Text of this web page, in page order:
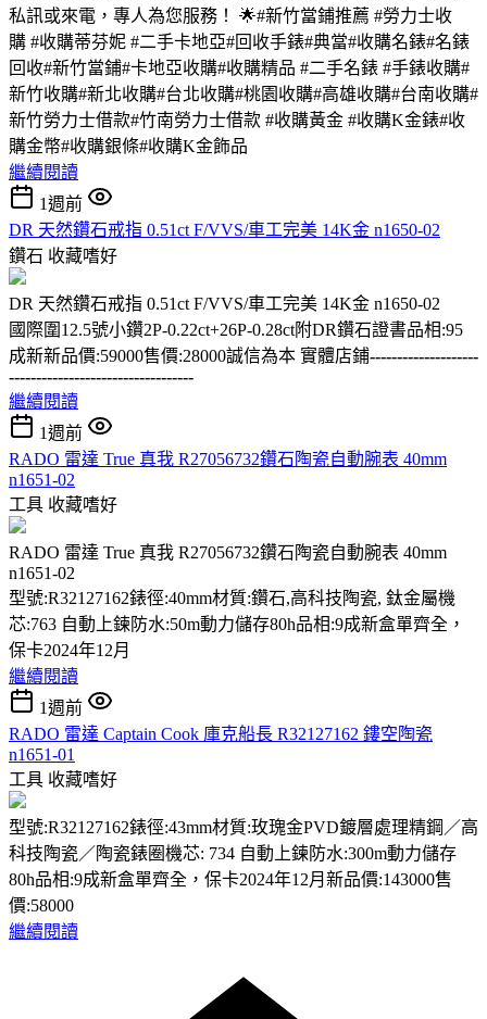
私訊或來電，專人為您服務！ 🌟#新竹當鋪推薦 #勞力士收
購 #收購蒂芬妮 #二手卡地亞#回收手錶#典當#收購名錶#名錶
回收#新竹當鋪#卡地亞收購#收購精品 #二手名錶 #手錶收購#
新竹收購#新北收購#台北收購#桃園收購#高雄收購#台南收購#
新竹勞力士借款#竹南勞力士借款 #收購黃金 #收購K金錶#收
購金幣#收購銀條#收購K金飾品
繼續閱讀
1週前
DR 天然鑽石戒指 0.51ct F/VVS/車工完美 14K金 n1650-02
鑽石 收藏嗜好
DR 天然鑽石戒指 0.51ct F/VVS/車工完美 14K金 n1650-02
國際圍12.5號小鑽2P-0.22ct+26P-0.28ct附DR鑽石證書品相:95
成新新品價:59000售價:28000誠信為本 實體店鋪--------------------
----------------------------------
繼續閱讀
1週前
RADO 雷達 True 真我 R27056732鑽石陶瓷自動腕表 40mm
n1651-02
工具 收藏嗜好
RADO 雷達 True 真我 R27056732鑽石陶瓷自動腕表 40mm
n1651-02
型號:R32127162錶徑:40mm材質:鑽石,高科技陶瓷, 鈦金屬機
芯:763 自動上鍊防水:50m動力儲存80h品相:9成新盒單齊全，
保卡2024年12月
繼續閱讀
1週前
RADO 雷達 Captain Cook 庫克船長 R32127162 鏤空陶瓷
n1651-01
工具 收藏嗜好
型號:R32127162錶徑:43mm材質:玫瑰金PVD鍍層處理精鋼／高
科技陶瓷／陶瓷錶圈機芯: 734 自動上鍊防水:300m動力儲存
80h品相:9成新盒單齊全，保卡2024年12月新品價:143000售
價:58000
繼續閱讀